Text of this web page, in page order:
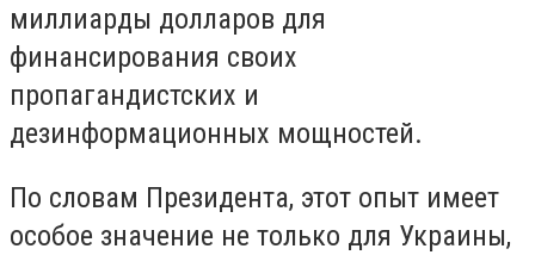
миллиарды долларов для
финансирования своих
пропагандистских и
дезинформационных мощностей.
По словам Президента, этот опыт имеет
особое значение не только для Украины,